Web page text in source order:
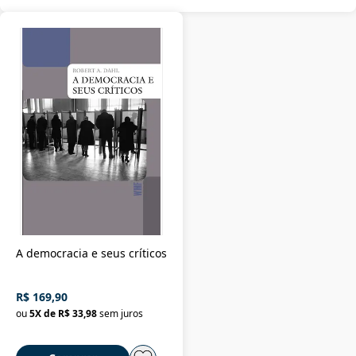
A democracia e seus críticos
R$ 169,90
ou5X de R$ 33,98sem juros